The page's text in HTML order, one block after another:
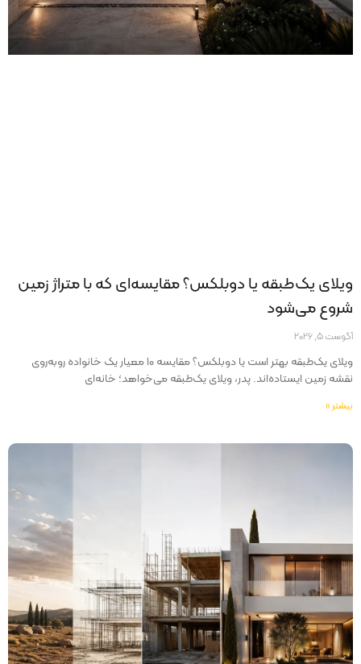
ویلای یک‌طبقه یا دوبلکس؟ مقایسه‌ای که با متراژ زمین
شروع می‌شود
آگوست 5, 2026
ویلای یک‌طبقه بهتر است یا دوبلکس؟ مقایسه ۱۰ معیار یک خانواده روبه‌روی
نقشه زمین ایستاده‌اند. پدر، ویلای یک‌طبقه می‌خواهد؛ خانه‌ای
بیشتر »